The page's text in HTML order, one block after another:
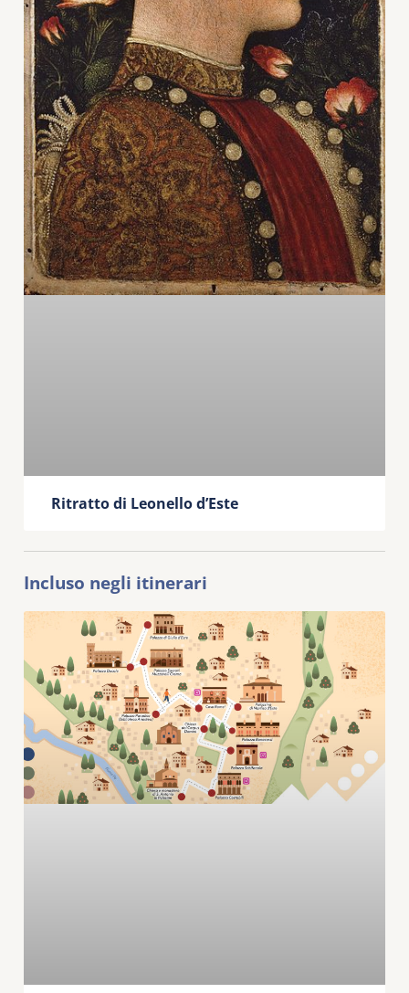
Ritratto di Leonello d’Este
Incluso negli itinerari